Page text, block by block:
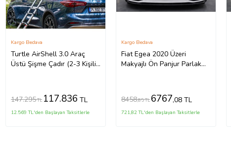
Turtle AirShell 3.0 Araç
Üstü Şişme Çadır (2-3 Kişilik
Kargo Bedava
147.295TL 117.836 TL
12.569 TL'den Başlayan Taksitlerle
Fiat Egea 2020 Üzeri
Makyajlı Ön Panjur Parlak
Kargo Bedava
8458,85 TL 6767,08 TL
721,82 TL'den Başlayan Taksitlerle